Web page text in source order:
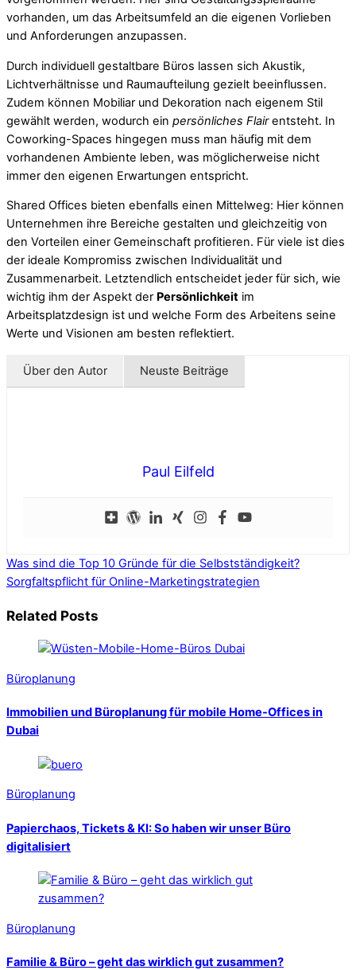
vorhanden, um das Arbeitsumfeld an die eigenen Vorlieben
und Anforderungen anzupassen.
Durch individuell gestaltbare Büros lassen sich Akustik,
Lichtverhältnisse und Raumaufteilung gezielt beeinflussen.
Zudem können Mobiliar und Dekoration nach eigenem Stil
gewählt werden, wodurch ein persönliches Flairentsteht. In
Coworking-Spaces hingegen muss man häufig mit dem
vorhandenen Ambiente leben, was möglicherweise nicht
immer den eigenen Erwartungen entspricht.
Shared Offices bieten ebenfalls einen Mittelweg: Hier können
Unternehmen ihre Bereiche gestalten und gleichzeitig von
den Vorteilen einer Gemeinschaft profitieren. Für viele ist dies
der ideale Kompromiss zwischen Individualität und
Zusammenarbeit. Letztendlich entscheidet jeder für sich, wie
wichtig ihm der Aspekt der Persönlichkeit im
Arbeitsplatzdesign ist und welche Form des Arbeitens seine
Werte und Visionen am besten reflektiert.
Über den Autor Neuste Beiträge
Paul Eilfeld
Was sind die Top 10 Gründe für die Selbstständigkeit?
Sorgfaltspflicht für Online-Marketingstrategien
Related Posts
Büroplanung
Immobilien und Büroplanung für mobile Home-Offices in
Dubai
Büroplanung
Papierchaos, Tickets & KI: So haben wir unser Büro
digitalisiert
Büroplanung
Familie & Büro – geht das wirklich gut zusammen?